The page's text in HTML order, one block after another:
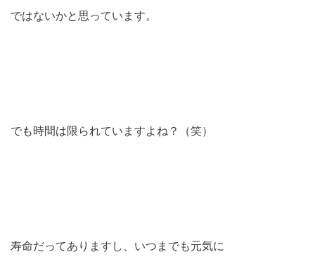
ではないかと思っています。
でも時間は限られていますよね？（笑）
寿命だってありますし、いつまでも元気に